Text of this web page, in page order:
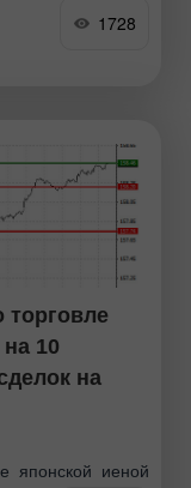
не торговал.
1728
торговле
10
на
японской иеной